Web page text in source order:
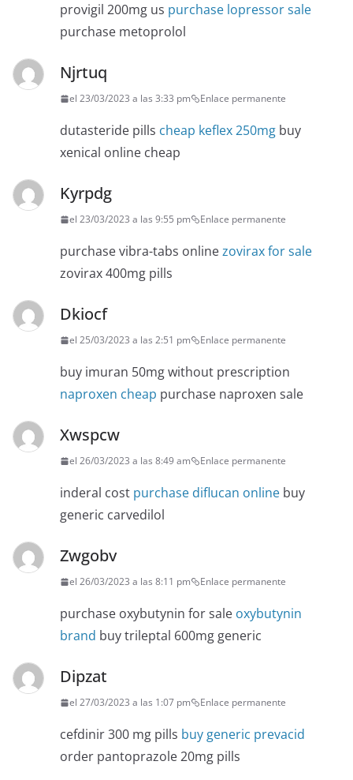
provigil 200mg us purchase lopressor sale
purchase metoprolol
Njrtuq
el 23/03/2023 a las 3:33 pm Enlace permanente
dutasteride pills cheap keflex 250mg buy
xenical online cheap
Kyrpdg
el 23/03/2023 a las 9:55 pm Enlace permanente
purchase vibra-tabs onlinezovirax for sale
zovirax 400mg pills
Dkiocf
el 25/03/2023 a las 2:51 pm Enlace permanente
buy imuran 50mg without prescription
naproxen cheap purchase naproxen sale
Xwspcw
el 26/03/2023 a las 8:49 am Enlace permanente
inderal cost purchase diflucan online buy
generic carvedilol
Zwgobv
el 26/03/2023 a las 8:11 pm Enlace permanente
purchase oxybutynin for sale oxybutynin
brand buy trileptal 600mg generic
Dipzat
el 27/03/2023 a las 1:07 pm Enlace permanente
cefdinir 300 mg pills buy generic prevacid
order pantoprazole 20mg pills